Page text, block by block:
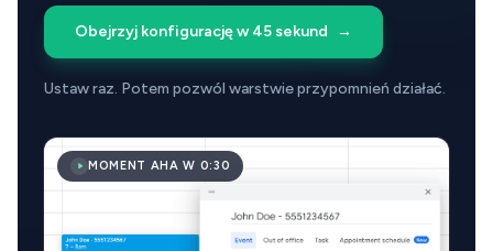
Obejrzyj konfigurację w 45 sekund →
Ustaw raz. Potem pozwól warstwie przypomnień działać.
MOMENT AHA W 0:30